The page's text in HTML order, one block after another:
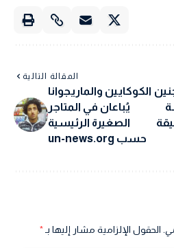
المقالة التالية
الكوكايين والماريجوانا
يُباعان في المتاجر
الصغيرة الرئيسية
حسب un-news.org
الحقول الإلزامية مشار إليها بـ*